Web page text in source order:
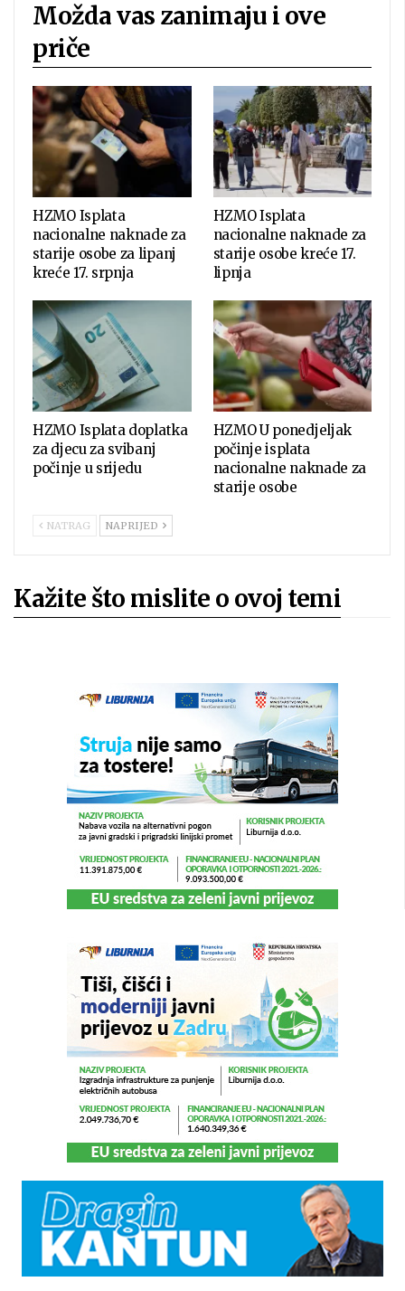
Možda vas zanimaju i ove
priče
HZMO Isplata
nacionalne naknade za
starije osobe za lipanj
kreće 17. srpnja
HZMO Isplata
nacionalne naknade za
starije osobe kreće 17.
lipnja
HZMO Isplata doplatka
za djecu za svibanj
počinje u srijedu
HZMO U ponedjeljak
počinje isplata
nacionalne naknade za
starije osobe
NATRAG NAPRIJED
Kažite što mislite o ovoj temi